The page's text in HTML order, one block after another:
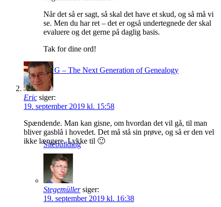
TNG – The Next Generation of Genealogy
Sitebuilding
Når det så er sagt, så skal det have et skud, og så må vi
se. Men du har ret – det er også undertegnede der skal
evaluere og det gerne på daglig basis.
Tak for dine ord!
Eric siger:
19. september 2019 kl. 15:58
Spændende. Man kan gisne, om hvordan det vil gå, til man
bliver gasblå i hovedet. Det må stå sin prøve, og så er den vel
ikke længere. Lykke til 🙂
Stegemüller siger:
19. september 2019 kl. 16:38